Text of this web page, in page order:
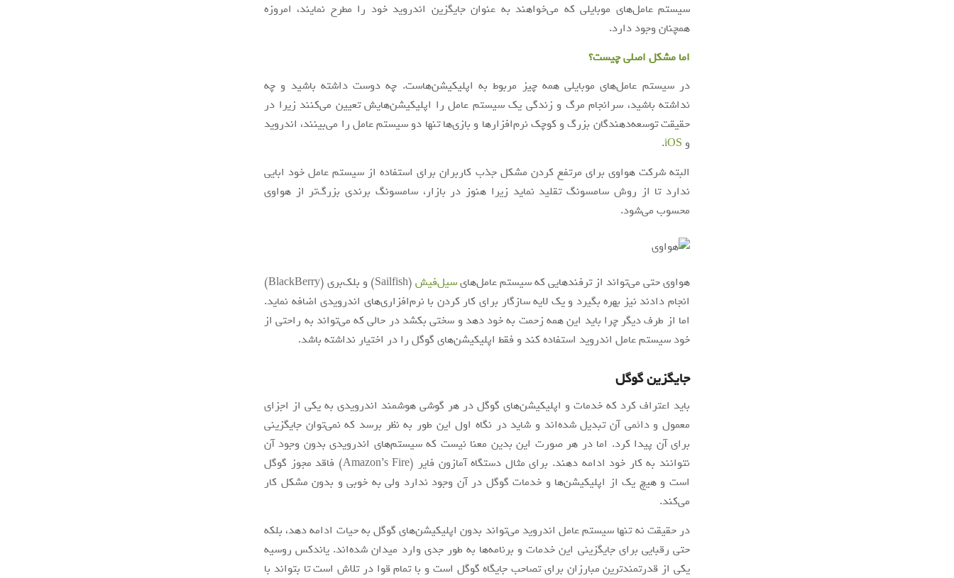
سیستم عامل‌های موبایلی که می‌خواهند به عنوان جایگزین اندروید خود را مطرح نمایند، امروزه
همچنان وجود دارد.
اما مشکل اصلی چیست؟
در سیستم عامل‌های موبایلی همه چیز مربوط به اپلیکیشن‌هاست. چه دوست داشته باشید و چه
نداشته باشید، سرانجام مرگ و زندگی یک سیستم عامل را اپلیکیشن‌هایش تعیین می‌کنند زیرا در
حقیقت توسعه‌دهندگان بزرگ و کوچک نرم‌افزار‌ها و بازی‌ها تنها دو سیستم عامل را می‌بینند، اندروید
و iOS
.
البته شرکت هواوی برای مرتفع کردن مشکل جذب کاربران برای استفاده از سیستم عامل خود ابایی
ندارد تا از روش سامسونگ تقلید نماید زیرا هنوز در بازار، سامسونگ برندی بزرگ‌تر از هواوی
محسوب می‌شود.
هواوی حتی می‌تواند از ترفند‌هایی که سیستم عامل‌هایسیل‌فیش
(Sailfish) و بلک‌بری (BlackBerry)
انجام دادند نیز بهره بگیرد و یک لایه سازگار برای کار کردن با نرم‌افزاری‌های اندرویدی اضافه نماید.
اما از طرف دیگر چرا باید این همه زحمت به خود دهد و سختی بکشد در حالی که می‌تواند به راحتی از
خود سیستم عامل اندروید استفاده کند و فقط اپلیکیشن‌های گوگل را در اختیار نداشته باشد.
جایگزین گوگل
باید اعتراف کرد که خدمات و اپلیکیشن‌های گوگل در هر گوشی هوشمند اندرویدی به یکی از اجزای
معمول و دائمی آن تبدیل شده‌اند و شاید در نگاه اول این طور به نظر برسد که نمی‌توان جایگزینی
برای آن پیدا کرد. اما در هر صورت این بدین معنا نیست که سیستم‌های اندرویدی بدون وجود آن
نتوانند به کار خود ادامه دهند. برای مثال دستگاه آمازون فایر (Amazon’s Fire) فاقد مجوز گوگل
است و هیچ یک از اپلیکیشن‌ها و خدمات گوگل در آن وجود ندارد ولی به خوبی و بدون مشکل کار
می‌کند.
در حقیقت نه تنها سیستم عامل اندروید می‌تواند بدون اپلیکیشن‌های گوگل به حیات ادامه دهد، بلکه
حتی رقبایی برای جایگزینی این خدمات و برنامه‌ها به طور جدی وارد میدان شده‌اند. یاندکس روسیه
یکی از قدرتمند‌ترین مبارزان برای تصاحب جایگاه گوگل است و با تمام قوا در تلاش است تا بتواند با